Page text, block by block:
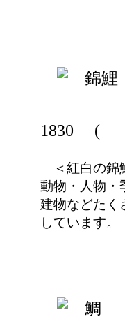
1830
(
＜紅白の錦
動物・人物・
建物などたく
しています。